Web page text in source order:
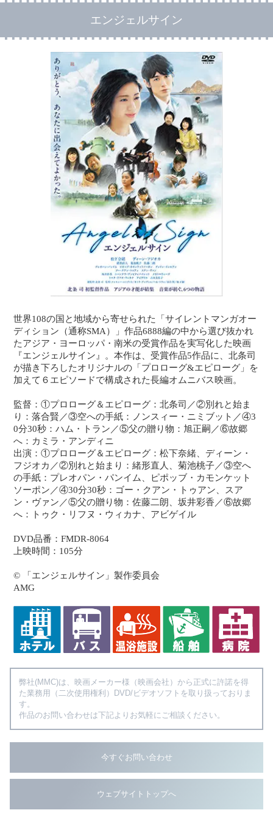
エンジェルサイン
世界108の国と地域から寄せられた「サイレントマンガオー
ディション（通称SMA）」作品6888編の中から選び抜かれ
たアジア・ヨーロッパ・南米の受賞作品を実写化した映画
『エンジェルサイン』。本作は、受賞作品5作品に、北条司
が描き下ろしたオリジナルの「プロローグ&エピローグ」を
加えて６エピソードで構成された長編オムニバス映画。
監督：①プロローグ＆エピローグ：北条司／②別れと始ま
り：落合賢／③空への手紙：ノンスィー・ニミブット／④3
0分30秒：ハム・トラン／⑤父の贈り物：旭正嗣／⑥故郷
へ：カミラ・アンディニ
出演：①プロローグ＆エピローグ：松下奈緒、ディーン・
フジオカ／②別れと始まり：緒形直人、菊池桃子／③空へ
の手紙：プレオパン・パンイム、ピポッブ・カモンケット
ソーポン／④30分30秒：ゴー・クアン・トゥアン、スア
ン・ヴァン／⑤父の贈り物：佐藤二朗、坂井彩香／⑥故郷
へ：トゥク・リフヌ・ウィカナ、アビゲイル
DVD品番：FMDR-8064
上映時間：105分
© 「エンジェルサイン」製作委員会
AMG
弊社(MMC)は、映画メーカー様（映画会社）から正式に許諾を得
た業務用（二次使用権利）DVD/ビデオソフトを取り扱っておりま
す。
作品のお問い合わせは下記よりお気軽にご相談ください。
今すぐお問い合わせ
ウェブサイトトップへ